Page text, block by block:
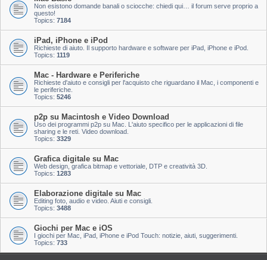
Non esistono domande banali o sciocche: chiedi qui… il forum serve proprio a
questo!
Topics: 7184
iPad, iPhone e iPod
Richieste di aiuto. Il supporto hardware e software per iPad, iPhone e iPod.
Topics: 1119
Mac - Hardware e Periferiche
Richieste d'aiuto e consigli per l'acquisto che riguardano il Mac, i componenti e
le periferiche.
Topics: 5246
p2p su Macintosh e Video Download
Uso dei programmi p2p su Mac. L'aiuto specifico per le applicazioni di file
sharing e le reti. Video download.
Topics: 3329
Grafica digitale su Mac
Web design, grafica bitmap e vettoriale, DTP e creatività 3D.
Topics: 1283
Elaborazione digitale su Mac
Editing foto, audio e video. Aiuti e consigli.
Topics: 3488
Giochi per Mac e iOS
I giochi per Mac, iPad, iPhone e iPod Touch: notizie, aiuti, suggerimenti.
Topics: 733